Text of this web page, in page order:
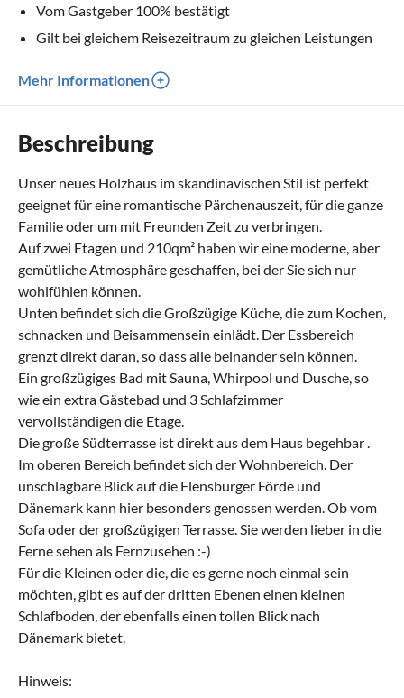
Vom Gastgeber 100% bestätigt
Gilt bei gleichem Reisezeitraum zu gleichen Leistungen
Mehr Informationen
Beschreibung
Unser neues Holzhaus im skandinavischen Stil ist perfekt
geeignet für eine romantische Pärchenauszeit, für die ganze
Familie oder um mit Freunden Zeit zu verbringen.
Auf zwei Etagen und 210qm² haben wir eine moderne, aber
gemütliche Atmosphäre geschaffen, bei der Sie sich nur
wohlfühlen können.
Unten befindet sich die Großzügige Küche, die zum Kochen,
schnacken und Beisammensein einlädt. Der Essbereich
grenzt direkt daran, so dass alle beinander sein können.
Ein großzügiges Bad mit Sauna, Whirpool und Dusche, so
wie ein extra Gästebad und 3 Schlafzimmer
vervollständigen die Etage.
Die große Südterrasse ist direkt aus dem Haus begehbar .
Im oberen Bereich befindet sich der Wohnbereich. Der
unschlagbare Blick auf die Flensburger Förde und
Dänemark kann hier besonders genossen werden. Ob vom
Sofa oder der großzügigen Terrasse. Sie werden lieber in die
Ferne sehen als Fernzusehen :-)
Für die Kleinen oder die, die es gerne noch einmal sein
möchten, gibt es auf der dritten Ebenen einen kleinen
Schlafboden, der ebenfalls einen tollen Blick nach
Dänemark bietet.
Hinweis: